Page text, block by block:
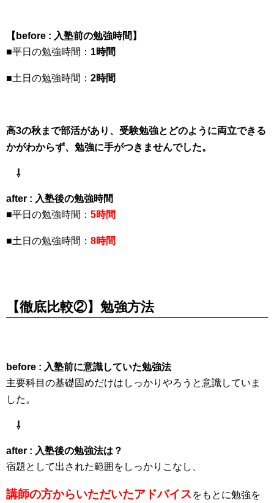
【before : 入塾前の勉強時間】
■平日の勉強時間： 1時間
■土日の勉強時間： 2時間
高3の秋まで部活があり、受験勉強とどのように両立できる
かがわからず、勉強に手がつきませんでした。
⇩
after : 入塾後の勉強時間
■平日の勉強時間： 5時間
■土日の勉強時間： 8時間
【徹底比較②】勉強方法
before : 入塾前に意識していた勉強法
主要科目の基礎固めだけはしっかりやろうと意識していま
した。
⇩
after : 入塾後の勉強法は？
宿題として出された範囲をしっかりこなし、
講師の方からいただいたアドバイス をもとに勉強を